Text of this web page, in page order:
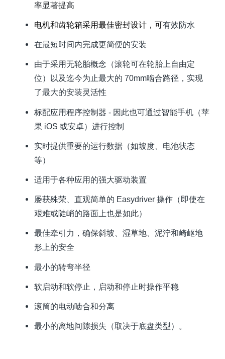
率显著提高
电机和齿轮箱采用最佳密封设计 ，可有效防水
在最短时间内完成更简便的安装
由于采用无轮胎概念（滚轮可在轮胎上自由定
位）以及迄今为止最大的 70mm啮合路径，实现
了最大的安装灵活性
标配应用程序控制器 - 因此也可通过智能手机（苹
果 iOS 或安卓）进行控制
实时提供重要的运行数据（如坡度、电池状态
等）
适用于各种应用的强大驱动装置
屡获殊荣、直观简单的 Easydriver 操作（即使在
艰难或陡峭的路面上也是如此）
最佳牵引力，确保斜坡、湿草地、泥泞和崎岖地
形上的安全
最小的转弯半径
软启动和软停止，启动和停止时操作平稳
滚筒的电动啮合和分离
最小的离地间隙损失（取决于底盘类型）。